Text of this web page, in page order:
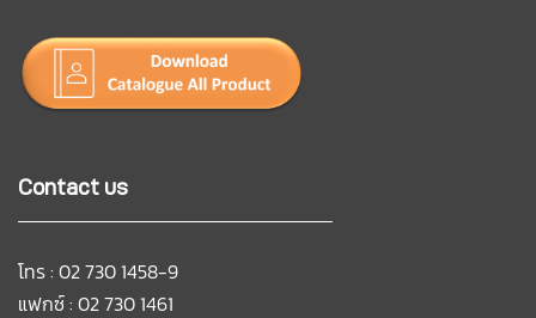
Contact us
โทร : 02 730 1458-9
แฟกซ์ : 02 730 1461